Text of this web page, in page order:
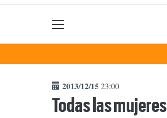
2013/12/1523:00
Todas las mujeres